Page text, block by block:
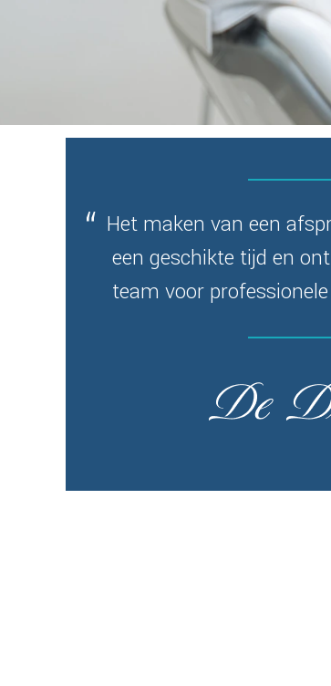
Het maken van een
een geschikte tijd en
team voor